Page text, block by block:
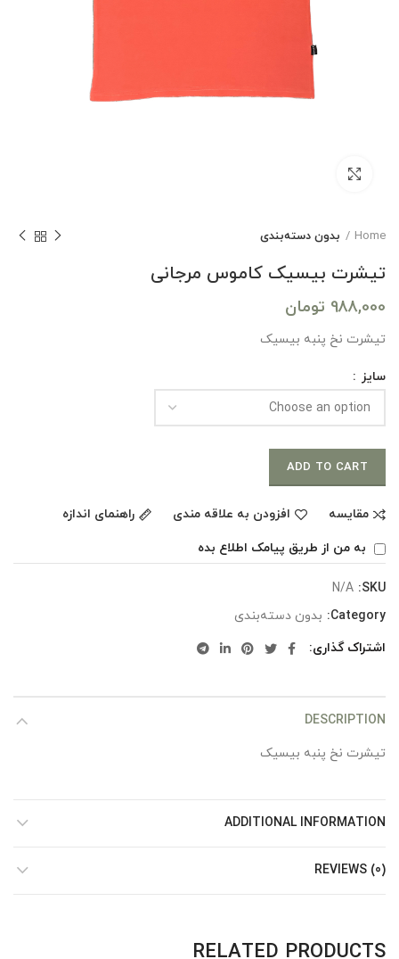
Home بدون دسته‌بندی
تیشرت بیسیک کاموس مرجانی
988,000 تومان
تیشرت نخ پنبه بیسیک
سایز
ADD TO CART
مقایسه افزودن به علاقه مندی
راهنمای اندازه
به من از طریق پیامک اطلاع بده
SKU:
N/A
Category: بدون دسته‌بندی
اشتراک گذاری
DESCRIPTION
تیشرت نخ پنبه بیسیک
ADDITIONAL INFORMATION
REVIEWS (0)
RELATED PRODUCTS